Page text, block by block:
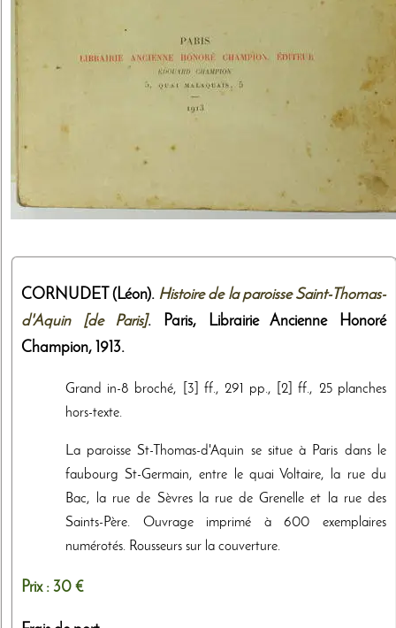
CORNUDET (Léon). Histoire de la paroisse Saint-Thomas-
d'Aquin [de Paris]. Paris,
Librairie Ancienne Honoré
Champion, 1913.
Grand in-8 broché, [3] ff., 291 pp., [2] ff., 25 planches
hors-texte.
La paroisse St-Thomas-d'Aquin se situe à Paris dans le
faubourg St-Germain, entre le quai Voltaire, la rue du
Bac, la rue de Sèvres la rue de Grenelle et la rue des
Saints-Père. Ouvrage imprimé à 600 exemplaires
numérotés. Rousseurs sur la couverture.
Prix : 30 €